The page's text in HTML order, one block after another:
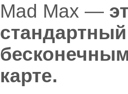
Mad Max —
карте.